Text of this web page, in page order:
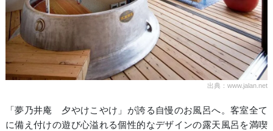
出典：www.jalan.net
「夢乃井庵 夕やけこやけ」が誇る自慢のお風呂へ。客室全て
に備え付けの遊び心溢れる個性的なデザインの露天風呂を満喫